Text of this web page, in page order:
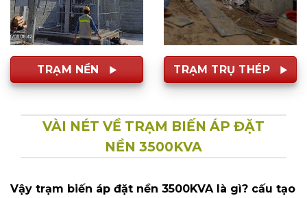
TRẠM NỀN TRẠM TRỤ THÉP
VÀI NÉT VỀ TRẠM BIẾN ÁP ĐẶT
NỀN 3500KVA
Vậy trạm biến áp đặt nền 3500KVA là gì? cấu tạo